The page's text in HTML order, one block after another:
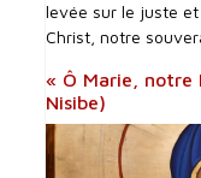
levée sur le juste
Christ, notre
« Ô Marie, notre
Nisibe)